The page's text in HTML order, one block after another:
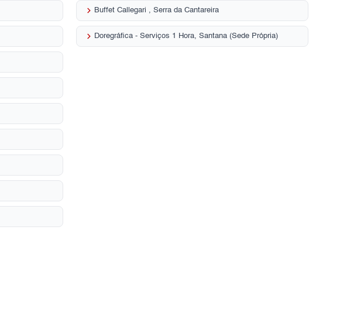
keyboard_arrow_right Buffet Callegari , Serra da Cantareira
keyboard_arrow_right Doregráfica - Serviços 1 Hora, Santana (Sede Própria)